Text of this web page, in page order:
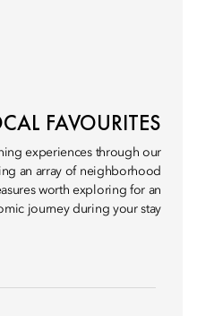
FAVOURITES
experiences through our
an array of neighborhood
worth exploring for an
journey during your stay.